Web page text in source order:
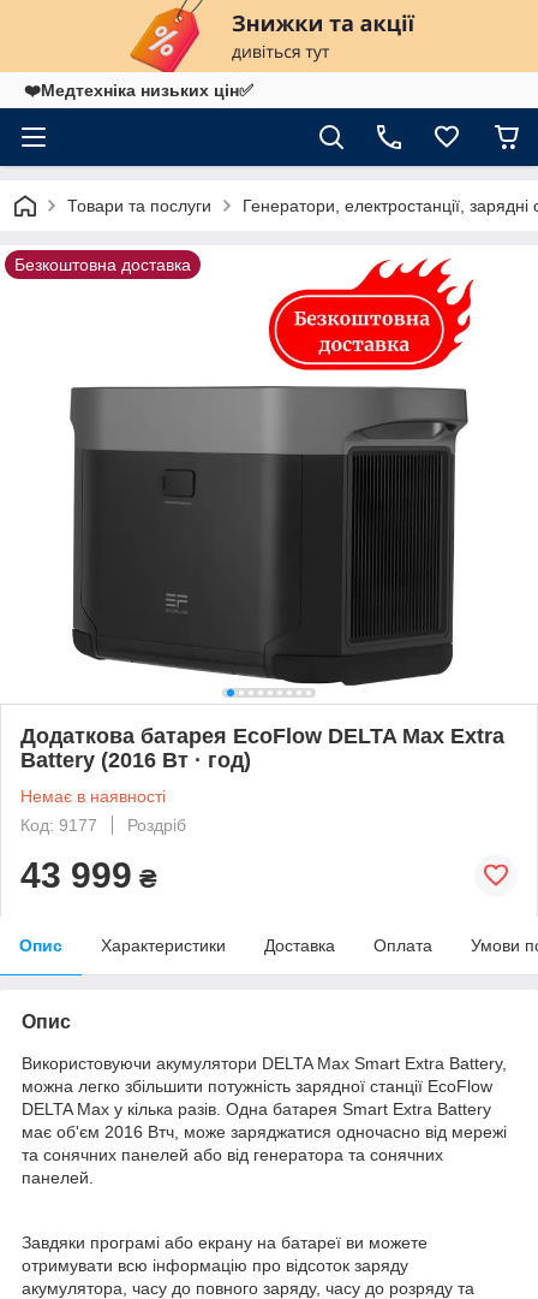
❤️Медтехніка низьких цін✅
Товари та послуги Генератори, електростанції, зарядні
Безкоштовна доставка
Додаткова батарея EcoFlow DELTA Max Extra
Battery (2016 Вт · год)
Немає в наявності
Код: 9177
Роздріб
43 999 ₴
Опис Характеристики Доставка Оплата Умови
Опис
Використовуючи акумулятори DELTA Max Smart Extra Battery,
можна легко збільшити потужність зарядної станції EcoFlow
DELTA Max у кілька разів. Одна батарея Smart Extra Battery
має об'єм 2016 Втч, може заряджатися одночасно від мережі
та сонячних панелей або від генератора та сонячних
панелей.
Завдяки програмі або екрану на батареї ви можете
отримувати всю інформацію про відсоток заряду
акумулятора, часу до повного заряду, часу до розряду та